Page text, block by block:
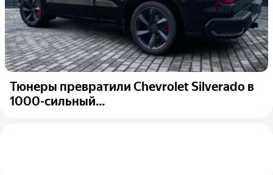
Тюнеры превратили Chevrolet Silverado в
1000-сильный...